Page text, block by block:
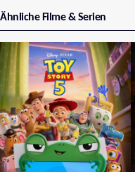
Ähnliche Filme & Serien